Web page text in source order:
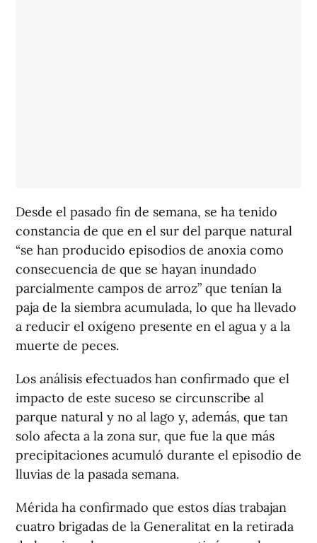
Desde el pasado fin de semana, se ha tenido
constancia de que en el sur del parque natural
“se han producido episodios de anoxia como
consecuencia de que se hayan inundado
parcialmente campos de arroz” que tenían la
paja de la siembra acumulada, lo que ha llevado
a reducir el oxígeno presente en el agua y a la
muerte de peces.
Los análisis efectuados han confirmado que el
impacto de este suceso se circunscribe al
parque natural y no al lago y, además, que tan
solo afecta a la zona sur, que fue la que más
precipitaciones acumuló durante el episodio de
lluvias de la pasada semana.
Mérida ha confirmado que estos días trabajan
cuatro brigadas de la Generalitat en la retirada